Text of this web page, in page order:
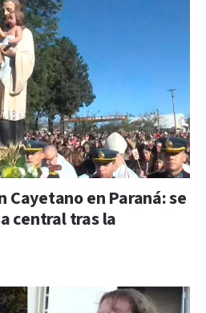
Cayetano en Paraná: se
central tras la